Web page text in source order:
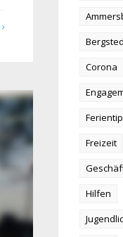
Corona
Freizeit
Hilfen